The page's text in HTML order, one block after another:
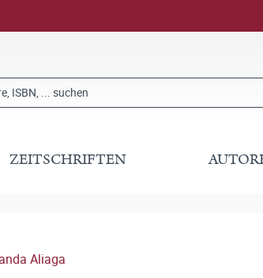
ZEITSCHRIFTEN
Aliaga